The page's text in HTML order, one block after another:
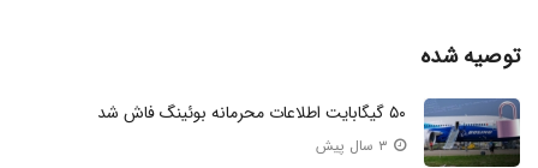
توصیه شده
۵۰ گیگابایت اطلاعات محرمانه بوئینگ فاش شد